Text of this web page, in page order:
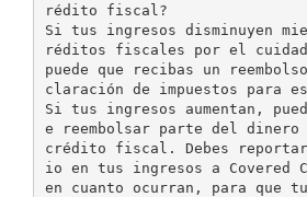
rédito fiscal?
Si tus ingresos disminuyen
réditos fiscales por el
puede que recibas un
claración de impuestos para
Si tus ingresos aumentan,
e reembolsar parte del dinero
crédito fiscal. Debes reportar
io en tus ingresos a Covered
en cuanto ocurran, para que